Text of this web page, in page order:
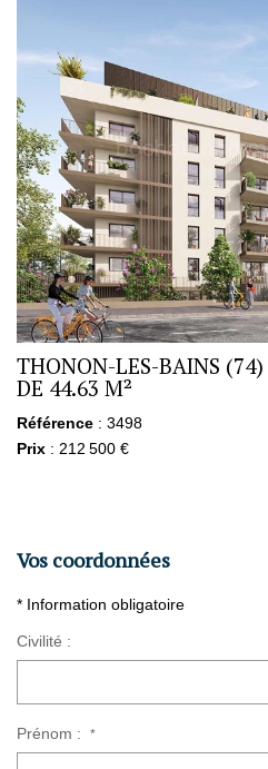
Nous
EN
THONON-LES-BAINS
DE 44.63 M²
Référence : 3498
Prix : 212 500 €
Vos coordonnées
* Information obligatoire
Civilité :
Prénom : *